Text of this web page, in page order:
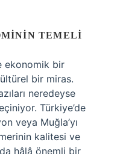
TEMELI
ekonomik bir
bir miras.
neredeyse
Türkiye’de
veya Muğla’yı
kalitesi ve
hâlâ önemli bir